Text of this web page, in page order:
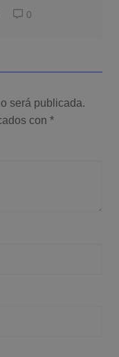
0
será publicada.
con *